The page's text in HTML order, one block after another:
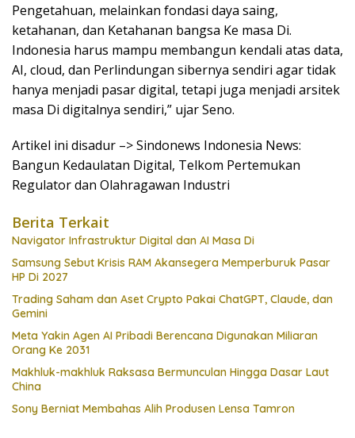
Pengetahuan, melainkan fondasi daya saing,
ketahanan, dan Ketahanan bangsa Ke masa Di.
Indonesia harus mampu membangun kendali atas data,
AI, cloud, dan Perlindungan sibernya sendiri agar tidak
hanya menjadi pasar digital, tetapi juga menjadi arsitek
masa Di digitalnya sendiri,” ujar Seno.
Artikel ini disadur –> Sindonews Indonesia News:
Bangun Kedaulatan Digital, Telkom Pertemukan
Regulator dan Olahragawan Industri
Berita Terkait
Navigator Infrastruktur Digital dan AI Masa Di
Samsung Sebut Krisis RAM Akansegera Memperburuk Pasar
HP Di 2027
Trading Saham dan Aset Crypto Pakai ChatGPT, Claude, dan
Gemini
Meta Yakin Agen AI Pribadi Berencana Digunakan Miliaran
Orang Ke 2031
Makhluk-makhluk Raksasa Bermunculan Hingga Dasar Laut
China
Sony Berniat Membahas Alih Produsen Lensa Tamron